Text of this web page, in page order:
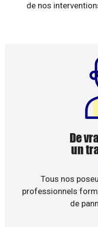
de nos
De
un
Tous nos
professionnels
de